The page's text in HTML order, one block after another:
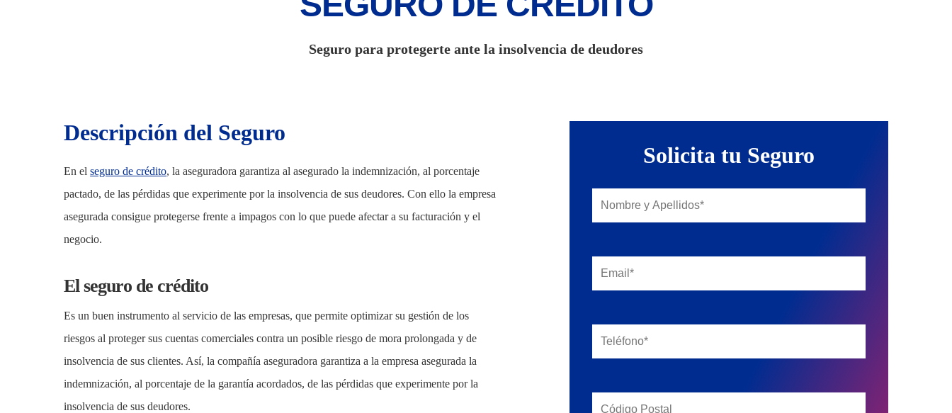
Seguro para protegerte ante la insolvencia de deudores
Descripción del Seguro
En elseguro de crédito, la aseguradora garantiza al asegurado la indemnización, al porcentaje
pactado, de las pérdidas que experimente por la insolvencia de sus deudores. Con ello la empresa
asegurada consigue protegerse frente a impagos con lo que puede afectar a su facturación y el
negocio.
El seguro de crédito
Es un buen instrumento al servicio de las empresas, que permite optimizar su gestión de los
riesgos al proteger sus cuentas comerciales contra un posible riesgo de mora prolongada y de
insolvencia de sus clientes. Así, la compañía aseguradora garantiza a la empresa asegurada la
indemnización, al porcentaje de la garantía acordados, de las pérdidas que experimente por la
insolvencia de sus deudores.
Solicita tu Seguro